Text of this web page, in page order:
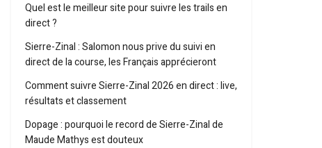
Quel est le meilleur site pour suivre les trails en
direct ?
Sierre-Zinal : Salomon nous prive du suivi en
direct de la course, les Français apprécieront
Comment suivre Sierre-Zinal 2026 en direct : live,
résultats et classement
Dopage : pourquoi le record de Sierre-Zinal de
Maude Mathys est douteux